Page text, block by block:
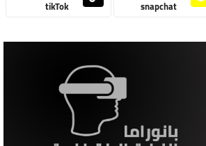
snapchat
tikTok